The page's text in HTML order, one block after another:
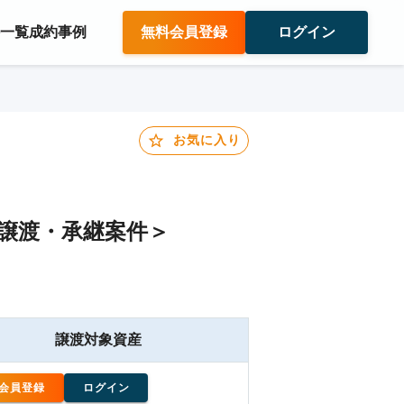
覧成約事例 無料会員登録 ログイン
お気に入り
渡・承継案件＞
員登録 ログイン
譲渡対象資産